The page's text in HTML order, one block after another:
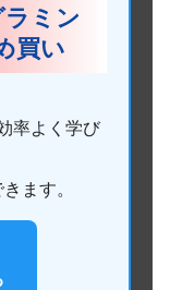
ミン
買い
率よく学び
ます。